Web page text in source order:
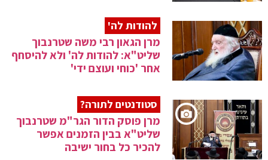
להודות לה'
מרן הגאון רבי משה שטרנבוך
שליט"א: להודות לה' ולא להיסחף
אחר 'כוחי ועוצם ידי'
סטודנטים לתורה?
מרן פוסק הדור הגר"מ שטרנבוך
שליט"א בבין הזמנים אפשר
להכיר כל בחור ישיבה